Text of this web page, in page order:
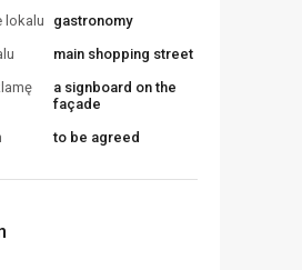
lokalu gastronomy
main shopping street
a signboard on the
façade
to be agreed